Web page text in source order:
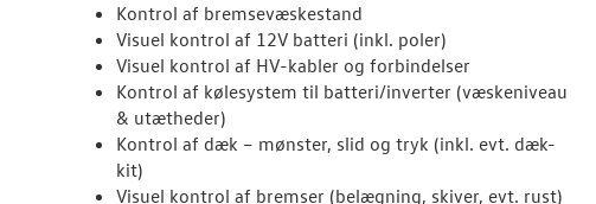
Kontrol af bremsevæskestand
Visuel kontrol af 12V batteri (inkl. poler)
Visuel kontrol af HV-kabler og forbindelser
Kontrol af kølesystem til batteri/inverter (væskeniveau
& utætheder)
Kontrol af dæk – mønster, slid og tryk (inkl. evt. dæk-
kit)
Visuel kontrol af bremser (belægning, skiver, evt. rust)